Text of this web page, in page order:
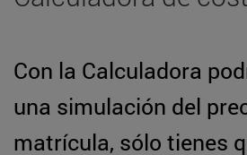
Con la Calculadora
una simulación del
matrícula, sólo tienes